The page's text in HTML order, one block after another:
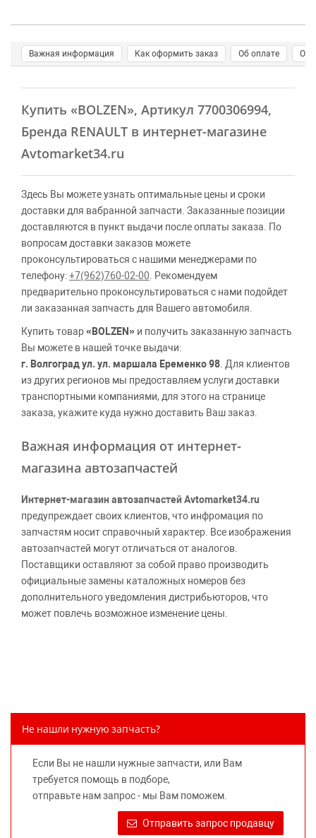
Важная информация Как оформить заказ Об оплате О
Купить «BOLZEN», Артикул 7700306994,
Бренда RENAULT в интернет-магазине
Avtomarket34.ru
Здесь Вы можете узнать оптимальные цены и сроки
доставки для вабранной запчасти. Заказанные позиции
доставляются в пункт выдачи после оплаты заказа. По
вопросам доставки заказов можете
проконсультироваться с нашими менеджерами по
телефону:+7(962)760-02-00 . Рекомендуем
предварительно проконсультироваться с нами подойдет
ли заказанная запчасть для Вашего автомобиля.
Купить товар«BOLZEN» и получить заказанную запчасть
Вы можете в нашей точке выдачи:
г. Волгоград ул. ул. маршала Еременко 98 . Для клиентов
из других регионов мы предоставляем услуги доставки
транспортными компаниями, для этого на странице
заказа, укажите куда нужно доставить Ваш заказ.
Важная информация от интернет-
магазина автозапчастей
Интернет-магазин автозапчастей Avtomarket34.ru
предупреждает своих клиентов, что инфромация по
запчастям носит справочный характер. Все изображения
автозапчастей могут отличаться от аналогов.
Поставщики оставляют за собой право производить
официальные замены каталожных номеров без
дополнительного уведомления дистрибьюторов, что
может повлечь возможное изменение цены.
предлагаемых к продаже запасных частей для
правообладателей указанных товарных знаков.
Требование предоставлять покупателю необходимую и
достоверную информацию о товаре, предлагаемом к
продаже, обеспечивающую возможность их правильного
выбора возложено на продавца (изготовителя) Законом
Не нашли нужную запчасть?
Если Вы не нашли нужные запчасти, или Вам
требуется помощь в подборе,
отправьте нам запрос - мы Вам поможем.
Отправить запрос продавцу